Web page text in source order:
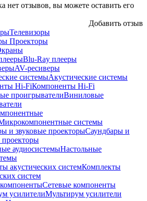
нет отзывов, вы можете оставить его
Добавить отзыв
Телевизоры
Проекторы
Blu-Ray плееры
AV-ресиверы
системыАкустические системы
Hi-FiКомпоненты Hi-Fi
проигрывателиВиниловые
системы
и звуковые проекторыСаундбары и
проекторы
аудиосистемыНастольные
акустических системКомплекты
систем
Сетевые компоненты
усилителиМультирум усилители